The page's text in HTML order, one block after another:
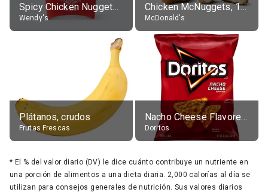
Spicy Chicken Nuggets, without sauce
Wendy's
Chicken McNuggets, 10 pieces, without sauce
McDonald's
Plátanos, crudos
Frutas Frescas
Nacho Cheese Flavored Tortilla Chips
Doritos
* El % del valor diario (DV) le dice cuánto contribuye un nutriente en
una porción de alimentos a una dieta diaria. 2,000 calorías al día se
utilizan para consejos generales de nutrición. Sus valores diarios